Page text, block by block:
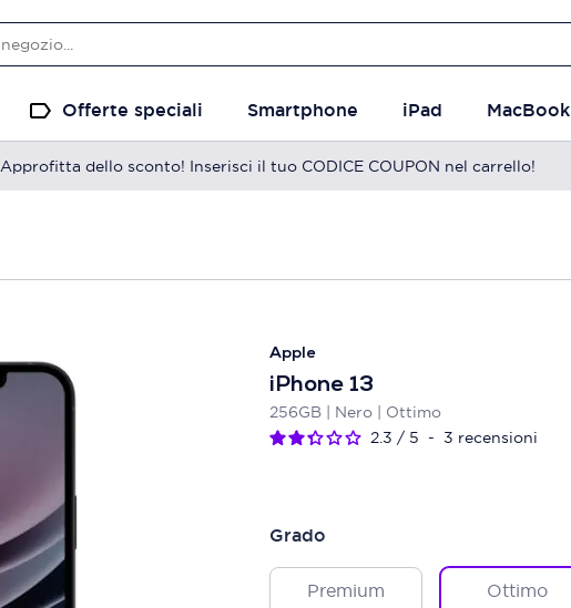
Offerte speciali Smartphone iPad MacBook
Approfitta dello sconto! Inserisci il tuo CODICE COUPON nel carrello!
Apple
iPhone 13
256GB | Nero | Ottimo
2.3 / 5 - 3 recensioni
Grado
Premium Ottimo